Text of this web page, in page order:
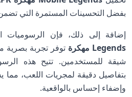
بفضل التحسينات المستمرة التي
إضافة إلى ذلك، فإن الرسوميات
Legends مهكرة
توفر تجربة بصرية
شيقة للمستخدمين. تتيح هذه
بتفاصيل دقيقة لمجريات اللعب، مما
وإضفاء إحساس بالواقعية.